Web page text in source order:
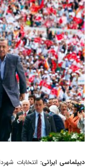
دیپلماسی ایرانی: انتخابات